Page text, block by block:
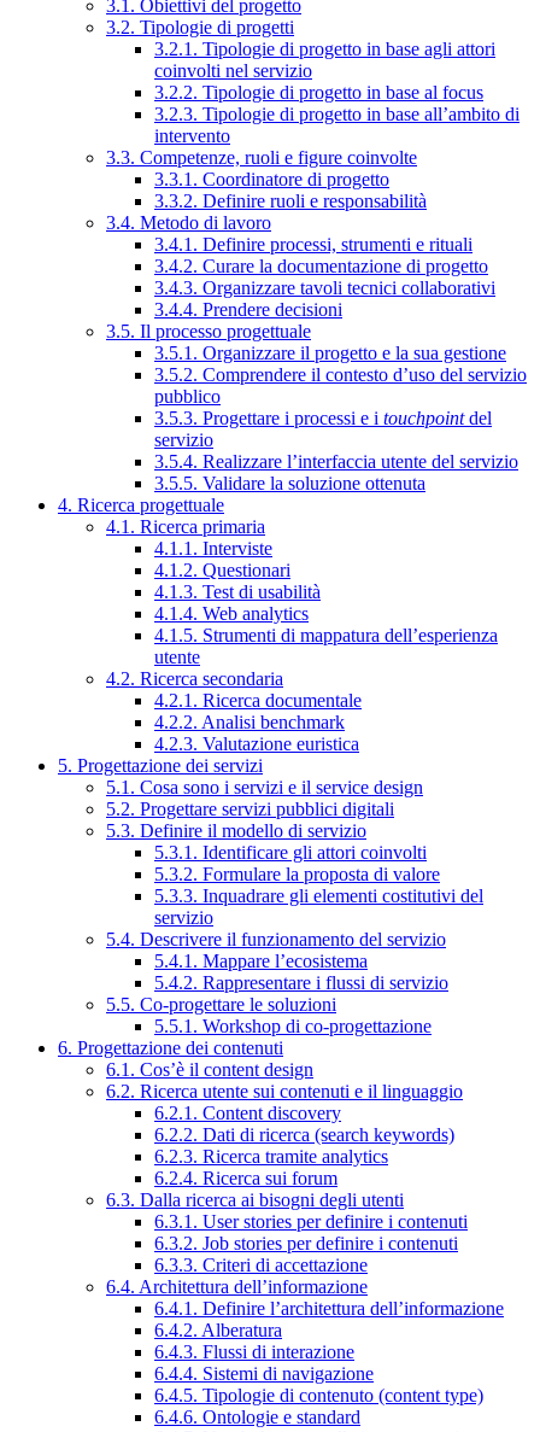
3.1. Obiettivi del progetto
3.2. Tipologie di progetti
3.2.1. Tipologie di progetto in base agli attori
coinvolti nel servizio
3.2.2. Tipologie di progetto in base al focus
3.2.3. Tipologie di progetto in base all’ambito di
intervento
3.3. Competenze, ruoli e figure coinvolte
3.3.1. Coordinatore di progetto
3.3.2. Definire ruoli e responsabilità
3.4. Metodo di lavoro
3.4.1. Definire processi, strumenti e rituali
3.4.2. Curare la documentazione di progetto
3.4.3. Organizzare tavoli tecnici collaborativi
3.4.4. Prendere decisioni
3.5. Il processo progettuale
3.5.1. Organizzare il progetto e la sua gestione
3.5.2. Comprendere il contesto d’uso del servizio
pubblico
3.5.3. Progettare i processi e i touchpointdel
servizio
3.5.4. Realizzare l’interfaccia utente del servizio
3.5.5. Validare la soluzione ottenuta
4. Ricerca progettuale
4.1. Ricerca primaria
4.1.1. Interviste
4.1.2. Questionari
4.1.3. Test di usabilità
4.1.4. Web analytics
4.1.5. Strumenti di mappatura dell’esperienza
utente
4.2. Ricerca secondaria
4.2.1. Ricerca documentale
4.2.2. Analisi benchmark
4.2.3. Valutazione euristica
5. Progettazione dei servizi
5.1. Cosa sono i servizi e il service design
5.2. Progettare servizi pubblici digitali
5.3. Definire il modello di servizio
5.3.1. Identificare gli attori coinvolti
5.3.2. Formulare la proposta di valore
5.3.3. Inquadrare gli elementi costitutivi del
servizio
5.4. Descrivere il funzionamento del servizio
5.4.1. Mappare l’ecosistema
5.4.2. Rappresentare i flussi di servizio
5.5. Co-progettare le soluzioni
5.5.1. Workshop di co-progettazione
6. Progettazione dei contenuti
6.1. Cos’è il content design
6.2. Ricerca utente sui contenuti e il linguaggio
6.2.1. Content discovery
6.2.2. Dati di ricerca (search keywords)
6.2.3. Ricerca tramite analytics
6.2.4. Ricerca sui forum
6.3. Dalla ricerca ai bisogni degli utenti
6.3.1. User stories per definire i contenuti
6.3.2. Job stories per definire i contenuti
6.3.3. Criteri di accettazione
6.4. Architettura dell’informazione
6.4.1. Definire l’architettura dell’informazione
6.4.2. Alberatura
6.4.3. Flussi di interazione
6.4.4. Sistemi di navigazione
6.4.5. Tipologie di contenuto (content type)
6.4.6. Ontologie e standard